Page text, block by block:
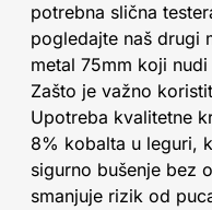
potrebna slična
pogledajte naš drugi
metal 75mm koji
Zašto je važno
Upotreba kvalitetne
8% kobalta u leguri,
sigurno bušenje bez
smanjuje rizik od